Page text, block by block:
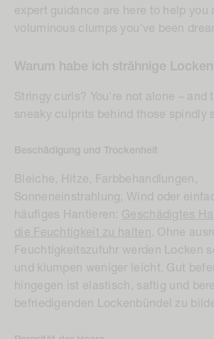
expert guidance are here to help you
voluminous clumps you've been
Warum habe ich strähnige
Stringy curls? You're not alone – and
sneaky culprits behind those spindly
Beschädigung und Trockenheit
Bleiche, Hitze, Farbbehandlungen,
Sonneneinstrahlung, Wind oder
häufiges Hantieren: Geschädigtes
die Feuchtigkeit zu halten . Ohne
Feuchtigkeitszufuhr werden Locken
und klumpen weniger leicht. Gut
hingegen ist elastisch, saftig und
befriedigenden Lockenbündel zu